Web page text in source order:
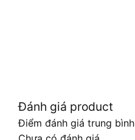
Đánh giá product
Điểm đánh giá trung bình